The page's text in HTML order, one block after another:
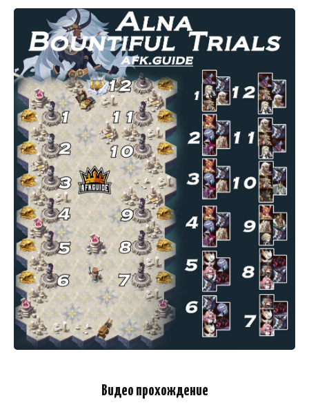
Видео прохождение